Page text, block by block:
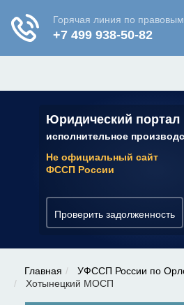
Юридический портал
исполнительное
Не официальный сайт
ФССП России
Проверить задолженность
✆ 7 (800) 350-22-64
Главная
УФССП России по
Хотынецкий МОСП